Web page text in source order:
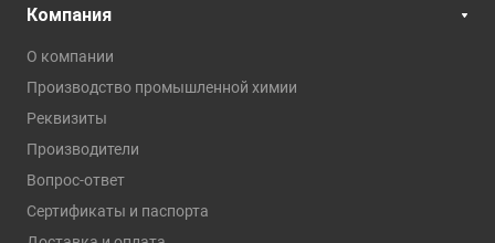
Компания
О компании
Производство промышленной химии
Реквизиты
Производители
Вопрос-ответ
Сертификаты и паспорта